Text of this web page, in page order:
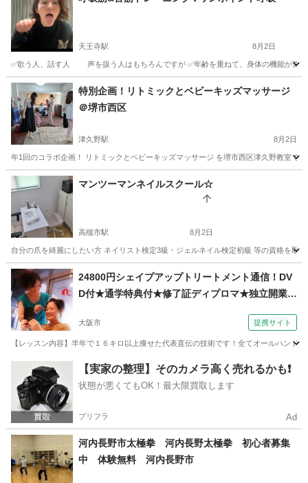
天王寺駅 8月2日
✅歌う人、話す人 声を扱う人はもちろんですが ✅年齢を重ねて、身体の機能が気に
大阪 大阪市 天王寺駅 快眠 キー
特別企画！リトミックとベビーキッズマッサージ
＠堺市西区
津久野駅 8月2日
年1回のコラボ企画！ リトミックとベビーキッズマッサージ を堺市西区津久野教室で
大阪 堺市 ベビーマッサージ 先生
マンツーマンネイルスクール☆
高槻市駅 8月2日
自分の爪を綺麗にしたい方 ネイリスト検定3級・ジェルネイル検定初級 等の資格を取
大阪 高槻市 高槻市駅 ネイル マンツーマン
24800円シェイプアップトリートメント通信！DV
D付★通学特典付★修了証ディプロマ★独立開業、
校）
大阪市 提携サイト
【レッスン内容】半年で１６キロ以上痩せた代表直伝の技術です！全てオールハン
エステ
【実家の整理】そのカメラ高く売れるかも❗️
状態が悪くてもOK！最大限買取します
プリフラ Ad
河内長野市太極拳 河内長野太極拳 初心者募集
中 体験無料 河内長野市